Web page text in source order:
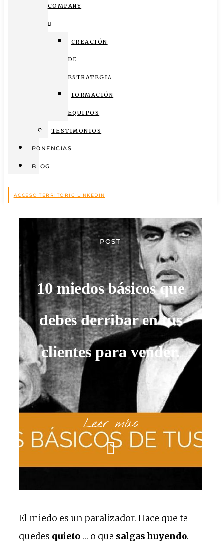
COMPANY
CREACIÓN
DE
ESTRATEGIA
FORMACIÓN
EQUIPOS
TESTIMONIOS
PONENCIAS
BLOG
ACCESO TERRITORIO LINKEDIN
POST
10 miedos básicos que
debes derribar en tus
clientes para vender.
Leer más
El miedo es un paralizador. Hace que te
quedes quieto … o que salgas huyendo.